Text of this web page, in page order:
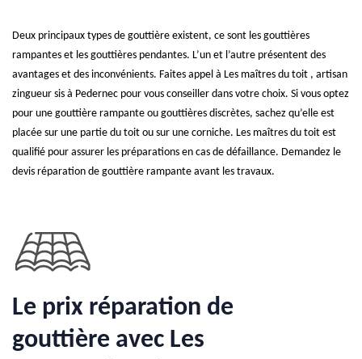
Deux principaux types de gouttière existent, ce sont les gouttières
rampantes et les gouttières pendantes. L’un et l’autre présentent des
avantages et des inconvénients. Faites appel à Les maîtres du toit , artisan
zingueur sis à Pedernec pour vous conseiller dans votre choix. Si vous optez
pour une gouttière rampante ou gouttières discrètes, sachez qu’elle est
placée sur une partie du toit ou sur une corniche. Les maîtres du toit est
qualifié pour assurer les préparations en cas de défaillance. Demandez le
devis réparation de gouttière rampante avant les travaux.
Le prix réparation de
gouttière avec Les